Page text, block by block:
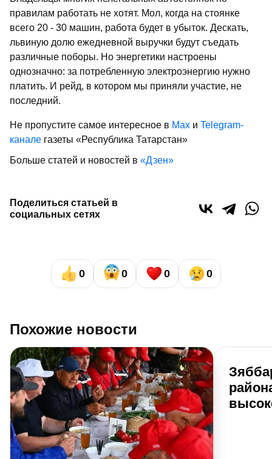
правилам работать не хотят. Мол, когда на стоянке
всего 20 - 30 машин, работа будет в убыток. Дескать,
львиную долю ежедневной выручки будут съедать
различные поборы. Но энергетики настроены
однозначно: за потребленную электроэнергию нужно
платить. И рейд, в котором мы приняли участие, не
последний.
Не пропустите самое интересное в Max и Telegram-
канале газеты «Республика Татарстан»
Больше статей и новостей в «Дзен»
Поделиться статьей в
социальных сетях
0 0 0 0
Похожие новости